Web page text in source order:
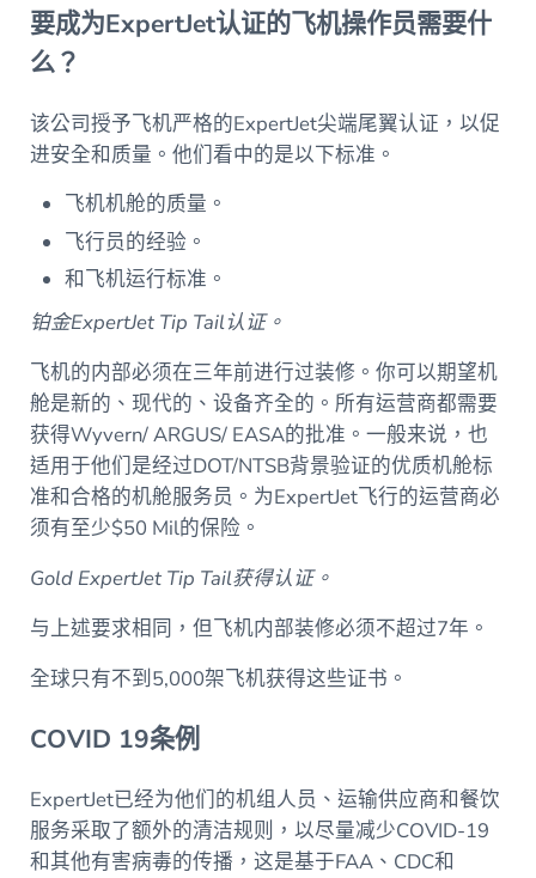
要成为ExpertJet认证的飞机操作员需要什
么？
该公司授予飞机严格的ExpertJet尖端尾翼认证，以促
进安全和质量。他们看中的是以下标准。
飞机机舱的质量。
飞行员的经验。
和飞机运行标准。
铂金ExpertJet Tip Tail认证。
飞机的内部必须在三年前进行过装修。你可以期望机
舱是新的、现代的、设备齐全的。所有运营商都需要
获得Wyvern/ ARGUS/ EASA的批准。一般来说，也
适用于他们是经过DOT/NTSB背景验证的优质机舱标
准和合格的机舱服务员。为ExpertJet飞行的运营商必
须有至少$50 Mil的保险。
Gold ExpertJet Tip Tail获得认证。
与上述要求相同，但飞机内部装修必须不超过7年。
全球只有不到5,000架飞机获得这些证书。
COVID 19条例
ExpertJet已经为他们的机组人员、运输供应商和餐饮
服务采取了额外的清洁规则，以尽量减少COVID-19
和其他有害病毒的传播，这是基于FAA、CDC和